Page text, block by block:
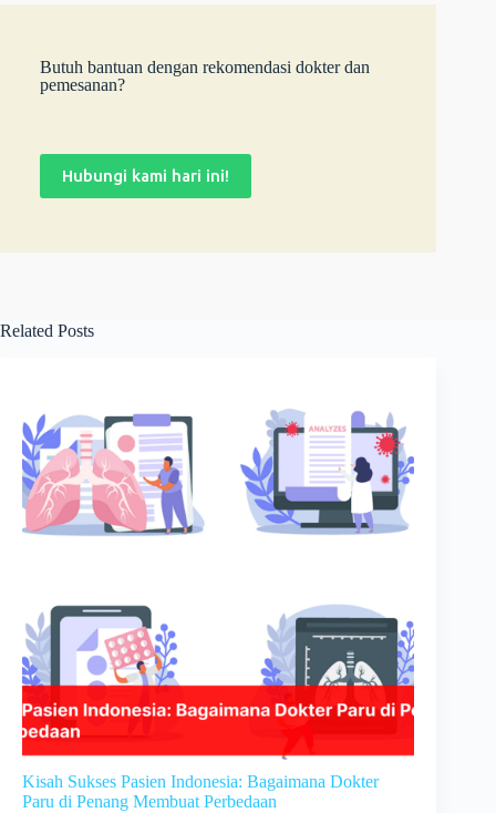
Butuh bantuan dengan rekomendasi dokter dan
pemesanan?
Hubungi kami hari ini!
Related Posts
Kisah Sukses Pasien Indonesia: Bagaimana Dokter
Paru di Penang Membuat Perbedaan